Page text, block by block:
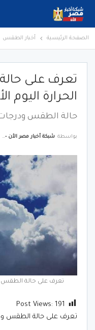
الصفحة الرئيسية أخبار الطقس
تعرف على
الحرارة اليوم الأحد 28/
حالة الطقس ودرجات
بواسطة شبكة أخبار مصر الأن - Egypt News Network Now
تعرف على حالة الطقس
Post Views: 191
تعرف على حالة الطقس ودرجات